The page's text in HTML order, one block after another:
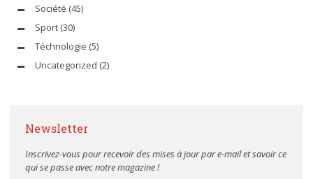
Société (45)
Sport (30)
Téchnologie (5)
Uncategorized (2)
Newsletter
Inscrivez-vous pour recevoir des mises à jour par e-mail et savoir ce
qui se passe avec notre magazine !